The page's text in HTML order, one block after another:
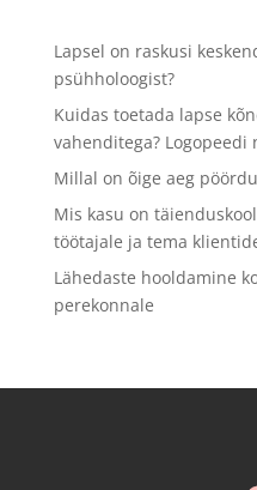
Lapsel on raskusi
psühholoogist?
Kuidas toetada lapse
vahenditega? Logopeedi
Millal on õige aeg
Mis kasu on
töötajale ja tema
Lähedaste hooldamine
perekonnale